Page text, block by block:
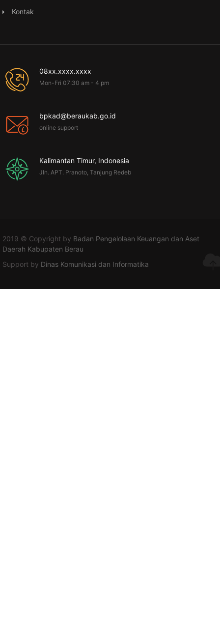
Kontak
08xx.xxxx.xxxx
Mon-Fri 07:30 am - 4 pm
bpkad@beraukab.go.id
online support
Kalimantan Timur, Indonesia
Jln. APT. Pranoto, Tanjung Redeb
2019 © Copyright by Badan Pengelolaan Keuangan dan Aset
Daerah Kabupaten Berau
Support by Dinas Komunikasi dan Informatika